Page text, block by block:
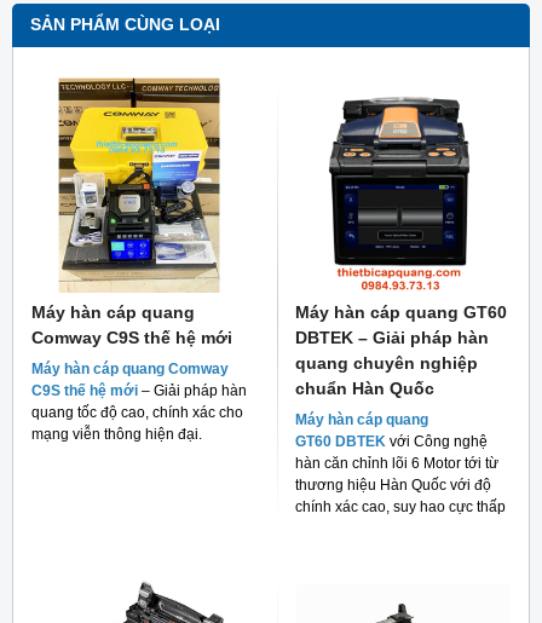
SẢN PHẨM CÙNG LOẠI
Máy hàn cáp quang
Comway C9S thế hệ mới
Máy hàn cáp quang Comway
C9S thế hệ mới – Giải pháp hàn
quang tốc độ cao, chính xác cho
mạng viễn thông hiện đại.
Máy hàn cáp quang GT60
DBTEK – Giải pháp hàn
quang chuyên nghiệp
chuẩn Hàn Quốc
Máy hàn cáp quang
GT60 DBTEK với Công nghệ
hàn căn chỉnh lõi 6 Motor tới từ
thương hiệu Hàn Quốc với độ
chính xác cao, suy hao cực thấp